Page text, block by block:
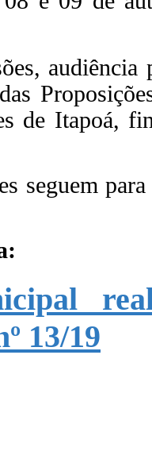
de Itapoá,
seguem
13/19